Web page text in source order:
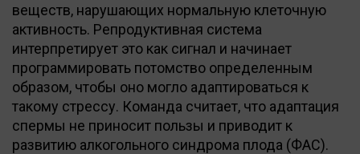
веществ, нарушающих нормальную клеточную
активность. Репродуктивная система
интерпретирует это как сигнал и начинает
программировать потомство определенным
образом, чтобы оно могло адаптироваться к
такому стрессу. Команда считает, что адаптация
спермы не приносит пользы и приводит к
развитию алкогольного синдрома плода (ФАС).